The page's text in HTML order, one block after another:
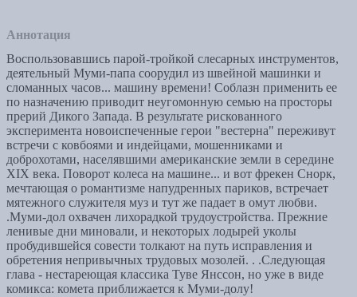
Аннотация
Воспользовавшись парой-тройкой слесарных инструментов,
деятельный Муми-папа соорудил из швейной машинки и
сломанных часов... машину времени! Соблазн применить ее
по назначению приводит неугомонную семью на просторы
прерий Дикого Запада. В результате рискованного
эксперимента новоиспеченные герои "вестерна" переживут
встречи с ковбоями и индейцами, мошенниками и
доброхотами, населявшими американские земли в середине
XIX века. Поворот колеса на машине... и вот фрекен Снорк,
мечтающая о романтизме напудренных париков, встречает
мятежного служителя муз и тут же падает в омут любви.
.Муми-дол охвачен лихорадкой трудоустройства. Прежние
ленивые дни миновали, и некоторых лодырей уколы
пробудившейся совести толкают на путь исправления и
обретения непривычных трудовых мозолей. . .Следующая
глава - нестареющая классика Туве Янссон, но уже в виде
комикса: комета приближается к Муми-долу!